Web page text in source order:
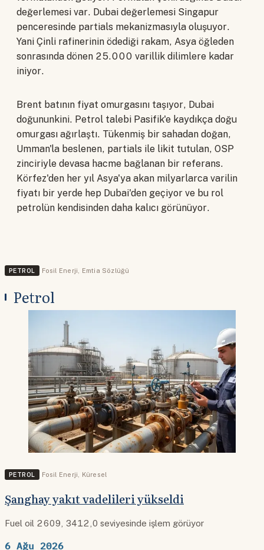
değerlemesi var. Dubai değerlemesi Singapur
penceresinde partials mekanizmasıyla oluşuyor.
Yani Çinli rafinerinin ödediği rakam, Asya öğleden
sonrasında dönen 25.000 varillik dilimlere kadar
iniyor.
Brent batının fiyat omurgasını taşıyor, Dubai
doğununkini. Petrol talebi Pasifik'e kaydıkça doğu
omurgası ağırlaştı. Tükenmiş bir sahadan doğan,
Umman'la beslenen, partials ile likit tutulan, OSP
zinciriyle devasa hacme bağlanan bir referans.
Körfez'den her yıl Asya'ya akan milyarlarca varilin
fiyatı bir yerde hep Dubai'den geçiyor ve bu rol
petrolün kendisinden daha kalıcı görünüyor.
PETROL Fosil Enerji, Emtia Sözlüğü
Petrol
PETROL Fosil Enerji Küresel
Şanghay yakıt vadelileri yükseldi
Fuel oil 2609, 3412,0 seviyesinde işlem görüyor
6 Ağu 2026